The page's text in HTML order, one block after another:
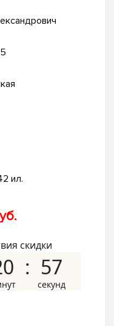
ил.
скидки
56